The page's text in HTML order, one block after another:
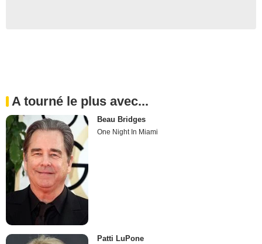
A tourné le plus avec...
Beau Bridges
One Night In Miami
Patti LuPone